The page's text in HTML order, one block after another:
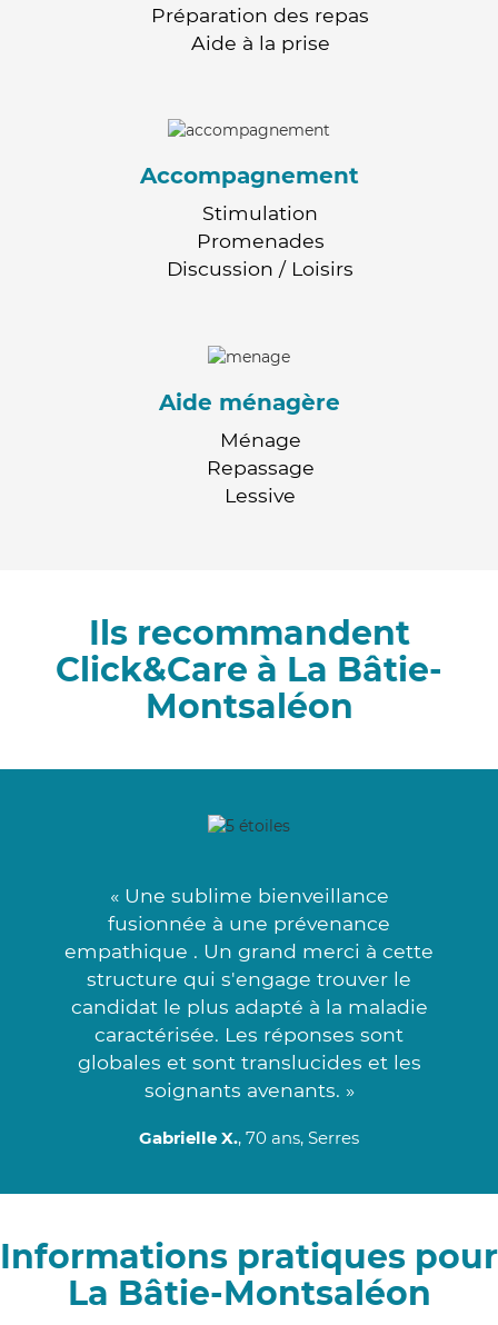
Préparation des repas
Aide à la prise
Accompagnement
Stimulation
Promenades
Discussion / Loisirs
Aide ménagère
Ménage
Repassage
Lessive
Ils recommandent
Click&Care à La Bâtie-
Montsaléon
« Une sublime bienveillance
fusionnée à une prévenance
empathique . Un grand merci à cette
structure qui s'engage trouver le
candidat le plus adapté à la maladie
caractérisée. Les réponses sont
globales et sont translucides et les
soignants avenants. »
Gabrielle X., 70 ans, Serres
Informations pratiques pour
La Bâtie-Montsaléon